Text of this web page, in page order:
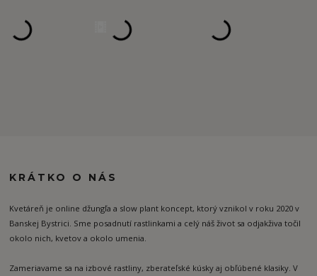
KRÁTKO O NÁS
Kvetáreň je online džungľa a slow plant koncept, ktorý vznikol v roku 2020 v
Banskej Bystrici. Sme posadnutí rastlinkami a celý náš život sa odjakživa točil
okolo nich, kvetov a okolo umenia.
Zameriavame sa na izbové rastliny, zberateľské kúsky aj obľúbené klasiky. V